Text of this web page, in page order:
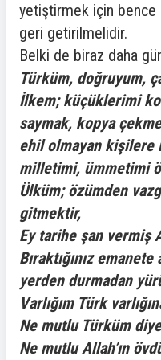
yetiştirmek için bence
geri getirilmelidir.
Belki de biraz daha
Türküm, doğruyum,
İlkem; küçüklerimi
saymak, kopya
ehil olmayan kişilere
milletimi, ümmetimi
Ülküm; özümden
gitmektir,
Ey tarihe şan vermiş
Bıraktığınız emanete
yerden durmadan
Varlığım Türk
Ne mutlu Türküm
Ne mutlu Allah’ın